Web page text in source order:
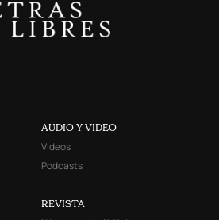
AUDIO Y VIDEO
Videos
Podcasts
REVISTA